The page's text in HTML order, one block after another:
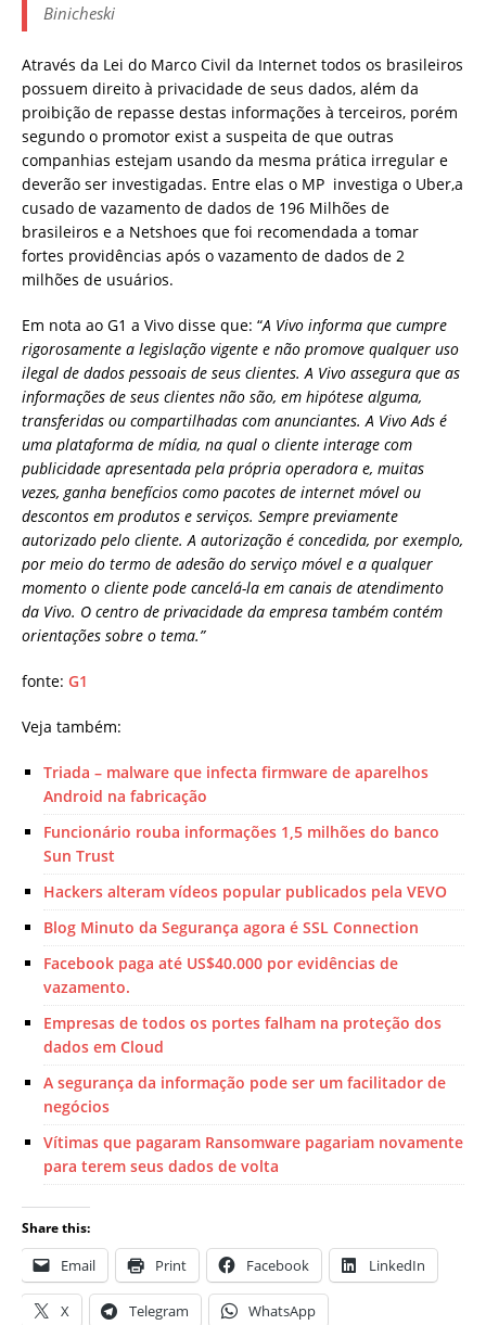
Binicheski
Através da Lei do Marco Civil da Internet todos os brasileiros
possuem direito à privacidade de seus dados, além da
proibição de repasse destas informações à terceiros, porém
segundo o promotor exist a suspeita de que outras
companhias estejam usando da mesma prática irregular e
deverão ser investigadas. Entre elas o MP investiga o Uber,a
cusado de vazamento de dados de 196 Milhões de
brasileiros e a Netshoes que foi recomendada a tomar
fortes providências após o vazamento de dados de 2
milhões de usuários.
Em nota ao G1 a Vivo disse que: “A Vivo informa que cumpre
rigorosamente a legislação vigente e não promove qualquer uso
ilegal de dados pessoais de seus clientes.A Vivo assegura que as
informações de seus clientes não são, em hipótese alguma,
transferidas ou compartilhadas com anunciantes. A Vivo Ads é
uma plataforma de mídia, na qual o cliente interage com
publicidade apresentada pela própria operadora e, muitas
vezes, ganha benefícios como pacotes de internet móvel ou
descontos em produtos e serviços. Sempre previamente
autorizado pelo cliente. A autorização é concedida, por exemplo,
por meio do termo de adesão do serviço móvel e a qualquer
momento o cliente pode cancelá-la em canais de atendimento
da Vivo. O centro de privacidade da empresa também contém
orientações sobre o tema.”
fonte: G1
Veja também:
Triada – malware que infecta firmware de aparelhos
Android na fabricação
Funcionário rouba informações 1,5 milhões do banco
Sun Trust
Hackers alteram vídeos popular publicados pela VEVO
Blog Minuto da Segurança agora é SSL Connection
Facebook paga até US$40.000 por evidências de
vazamento.
Empresas de todos os portes falham na proteção dos
dados em Cloud
A segurança da informação pode ser um facilitador de
negócios
Vítimas que pagaram Ransomware pagariam novamente
para terem seus dados de volta
Share this:
Email Print Facebook LinkedIn
X Telegram WhatsApp